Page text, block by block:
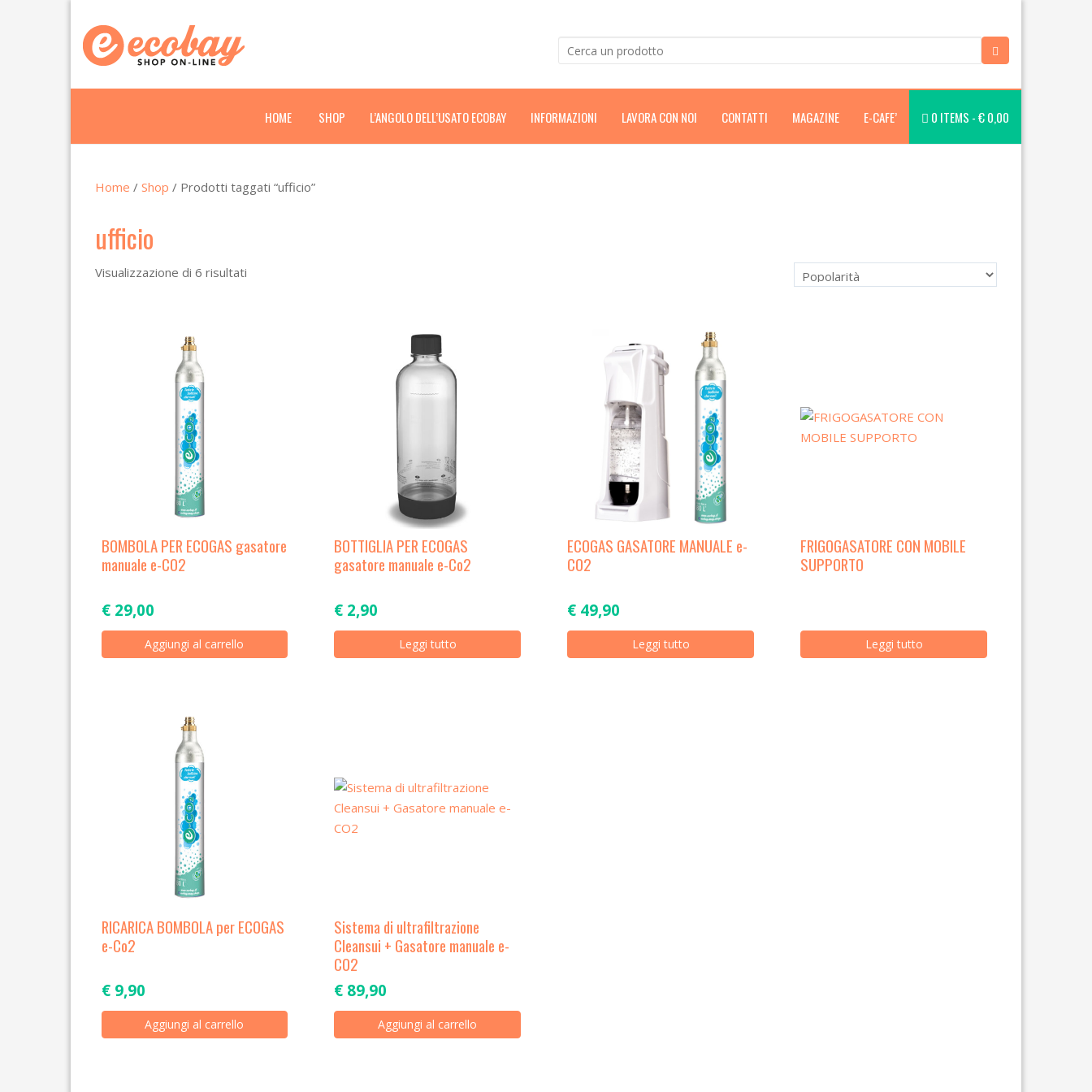
HOME SHOP L’ANGOLO DELL’USATO ECOBAY INFORMAZIONI LAVORA CON NOI CONTATTI MAGAZINE E-CAFE’ 0 ITEMS -€0,00
Home / Shop / Prodotti taggati “ufficio”
ufficio
Visualizzazione di 6 risultati
BOMBOLA PER ECOGAS gasatore
manuale e-CO2
€29,00
Aggiungi al carrello
BOTTIGLIA PER ECOGAS
gasatore manuale e-Co2
€ 2,90
Leggi tutto
ECOGAS GASATORE MANUALE e-
CO2
€ 49,90
Leggi tutto
FRIGOGASATORE CON MOBILE
SUPPORTO
Leggi tutto
RICARICA BOMBOLA per ECOGAS
e-Co2
€9,90
Aggiungi al carrello
Sistema di ultrafiltrazione
Cleansui + Gasatore manuale e-
CO2
€ 89,90
Aggiungi al carrello